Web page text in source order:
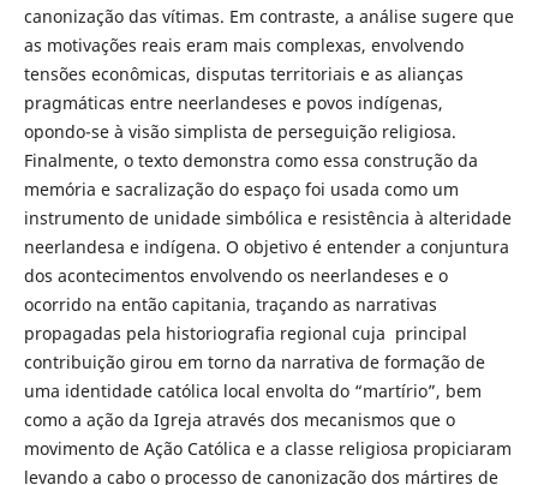
canonização das vítimas. Em contraste, a análise sugere que
as motivações reais eram mais complexas, envolvendo
tensões econômicas, disputas territoriais e as alianças
pragmáticas entre neerlandeses e povos indígenas,
opondo-se à visão simplista de perseguição religiosa.
Finalmente, o texto demonstra como essa construção da
memória e sacralização do espaço foi usada como um
instrumento de unidade simbólica e resistência à alteridade
neerlandesa e indígena. O objetivo é entender a conjuntura
dos acontecimentos envolvendo os neerlandeses e o
ocorrido na então capitania, traçando as narrativas
propagadas pela historiografia regional cuja principal
contribuição girou em torno da narrativa de formação de
uma identidade católica local envolta do “martírio”, bem
como a ação da Igreja através dos mecanismos que o
movimento de Ação Católica e a classe religiosa propiciaram
levando a cabo o processo de canonização dos mártires de